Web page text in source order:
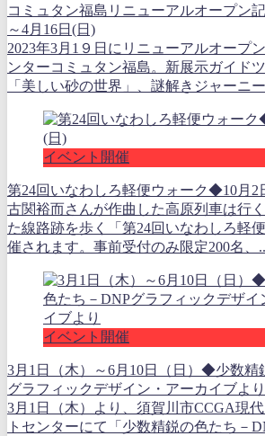
コミュタン福島リニューアルオープン
～4月16日(日)
2023年3月1９日にリニューアルオープ
ンターコミュタン福島。新展示ガイド
「美しい砂の世界」、謎解きジャーニ
イベント開催
第24回いなわしろ軽便ウォーク◆10月2
古関裕而さんが作曲した高原列車は行
た線路跡を歩く「第24回いなわしろ軽
催されます。事前受付のみ限定200名、
イベント開催
3月1日（木）～6月10日（日）◆少数精
グラフィックデザイン・アーカイブより
3月1日（木）より、須賀川市CCGA現
トセンターにて「少数精鋭の色たち－